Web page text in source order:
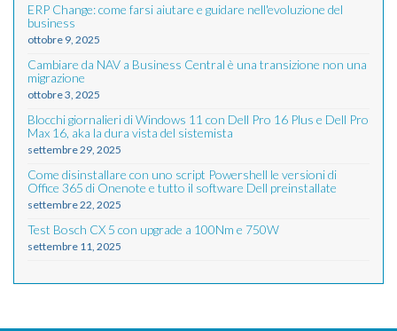
ERP Change: come farsi aiutare e guidare nell'evoluzione del
business
ottobre 9, 2025
Cambiare da NAV a Business Central è una transizione non una
migrazione
ottobre 3, 2025
Blocchi giornalieri di Windows 11 con Dell Pro 16 Plus e Dell Pro
Max 16, aka la dura vista del sistemista
settembre 29, 2025
Come disinstallare con uno script Powershell le versioni di
Office 365 di Onenote e tutto il software Dell preinstallate
settembre 22, 2025
Test Bosch CX 5 con upgrade a 100Nm e 750W
settembre 11, 2025